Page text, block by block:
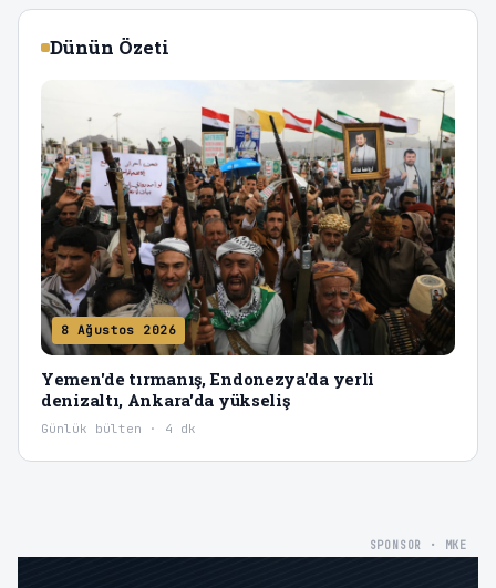
Dünün Özeti
8 Ağustos 2026
Yemen'de tırmanış, Endonezya'da yerli
denizaltı, Ankara'da yükseliş
Günlük bülten · 4 dk
SPONSOR · MKE